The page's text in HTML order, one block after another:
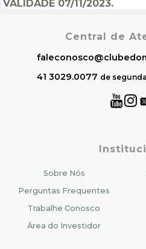
VALIDADE 07/11/2023.
Central de
41 3029.0077 de
Sobre Nós
Perguntas Frequentes
Trabalhe Conosco
Área do Investidor